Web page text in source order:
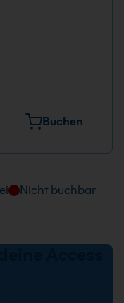
Buchen
Nicht buchbar
Access